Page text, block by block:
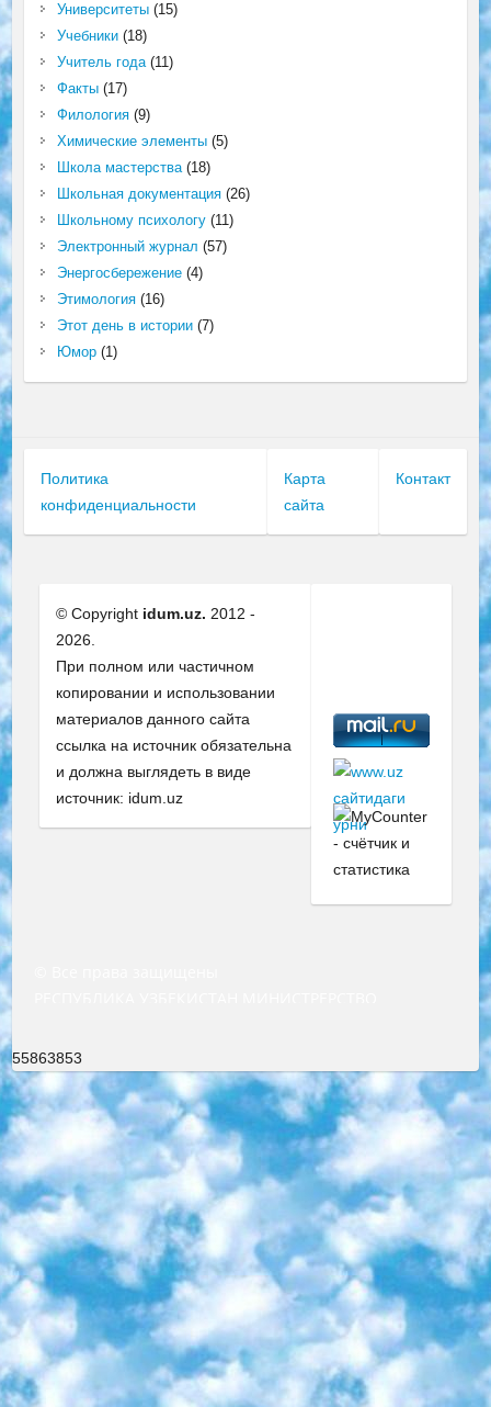
Университеты(15)
Учебники(18)
Учитель года(11)
Факты(17)
Филология(9)
Химические элементы(5)
Школа мастерства(18)
Школьная документация(26)
Школьному психологу(11)
Электронный журнал (57)
Энергосбережение(4)
Этимология(16)
Этот день в истории(7)
Юмор(1)
Политика
конфиденциальности
Карта
сайта
Контакт
© Copyright idum.uz. 2012 -
2026.
При полном или частичном
копировании и использовании
материалов данного сайта
ссылка на источник обязательна
и должна выглядеть в виде
источник: idum.uz
55863853